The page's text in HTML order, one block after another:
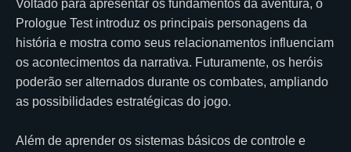
Voltado para apresentar os fundamentos da aventura, o
Prologue Test introduz os principais personagens da
história e mostra como seus relacionamentos influenciam
os acontecimentos da narrativa. Futuramente, os heróis
poderão ser alternados durante os combates, ampliando
as possibilidades estratégicas do jogo.
Além de aprender os sistemas básicos de controle e